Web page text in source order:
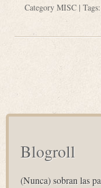
Category MISC| Tags:
Blogroll
(Nunca) sobran las